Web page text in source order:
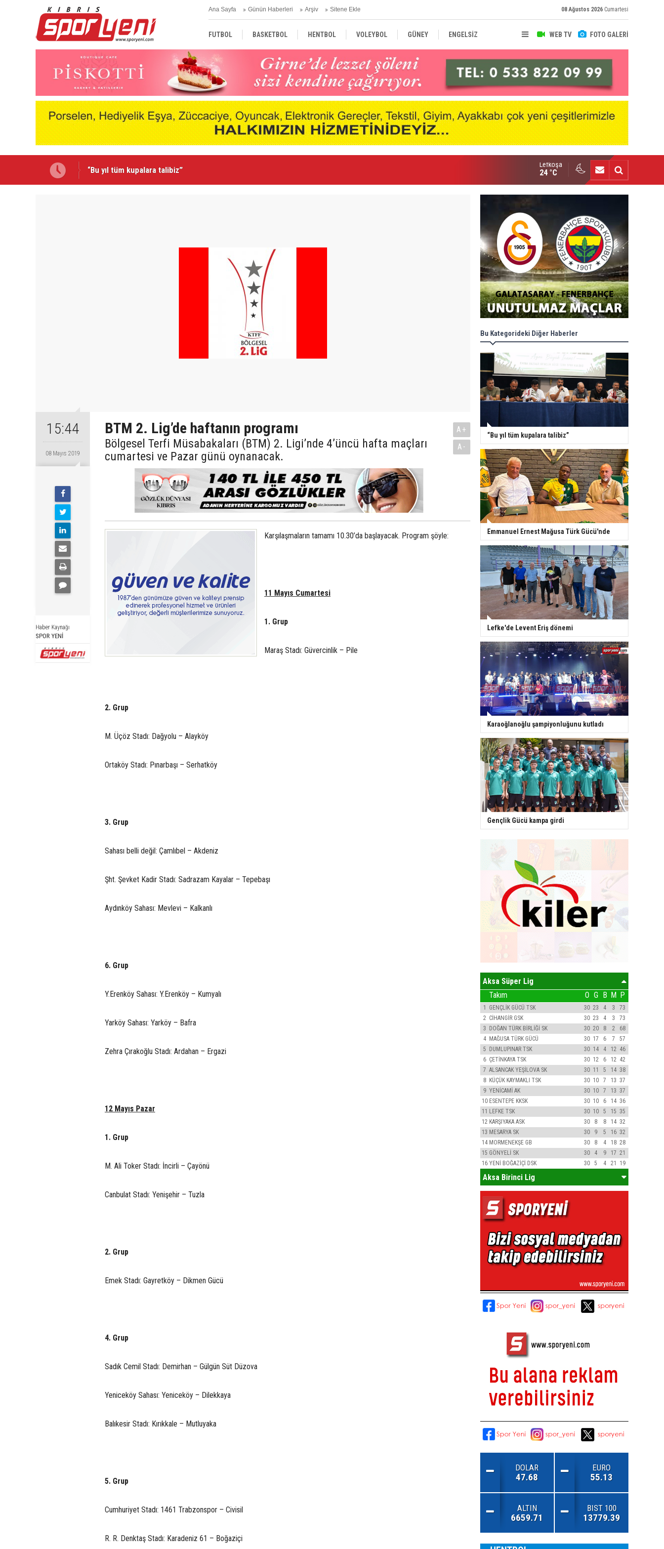
Ana Sayfa Günün Haberleri Arşiv Sitene Ekle 08 Ağustos 2026 Cumartesi
WEB TV FOTO GALERİ
FUTBOL BASKETBOL HENTBOL VOLEYBOL GÜNEY ENGELSİZ
TÜRKİYE AVRUPA DÜNYA
Emmanuel Ernest Mağusa Türk Gücü'nde
Lefkoşa
24 °C
15:44
08 Mayıs 2019
Haber Kaynağı
SPOR YENİ
BTM 2. Lig’de haftanın programı
Bölgesel Terfi Müsabakaları (BTM) 2. Ligi’nde 4’üncü hafta maçları
cumartesi ve Pazar günü oynanacak.
A+
A-
Karşılaşmaların tamamı 10.30’da başlayacak. Program şöyle:
11 Mayıs Cumartesi
1. Grup
Maraş Stadı: Güvercinlik – Pile
2. Grup
M. Üçöz Stadı: Dağyolu – Alayköy
Ortaköy Stadı: Pınarbaşı – Serhatköy
3. Grup
Sahası belli değil: Çamlıbel – Akdeniz
Şht. Şevket Kadir Stadı: Sadrazam Kayalar – Tepebaşı
Aydınköy Sahası: Mevlevi – Kalkanlı
6. Grup
Y.Erenköy Sahası: Y.Erenköy – Kumyalı
Yarköy Sahası: Yarköy – Bafra
Zehra Çırakoğlu Stadı: Ardahan – Ergazi
12 Mayıs Pazar
1. Grup
M. Ali Toker Stadı: İncirli – Çayönü
Canbulat Stadı: Yenişehir – Tuzla
2. Grup
Emek Stadı: Gayretköy – Dikmen Gücü
4. Grup
Sadık Cemil Stadı: Demirhan – Gülgün Süt Düzova
Yeniceköy Sahası: Yeniceköy – Dilekkaya
Balıkesir Stadı: Kırıkkale – Mutluyaka
5. Grup
Cumhuriyet Stadı: 1461 Trabzonspor – Civisil
R. R. Denktaş Stadı: Karadeniz 61 – Boğaziçi
Bu Kategorideki Diğer Haberler
“Bu yıl tüm kupalara talibiz”
Emmanuel Ernest Mağusa Türk Gücü'nde
Lefke'de Levent Eriş dönemi
Karaoğlanoğlu şampiyonluğunu kutladı
Gençlik Gücü kampa girdi
Aksa Süper Lig
Takım O G B M P
1 GENÇLİK GÜCÜ TSK 30 23 4 3
73
2 CİHANGİR GSK 30 23 4 3
73
3 DOĞAN TÜRK BİRLİĞİ SK 30 20 8 2
68
4 MAĞUSA TÜRK GÜCÜ 30 17 6 7
57
5 DUMLUPINAR TSK 30 14 4 12 46
6 ÇETİNKAYA TSK 30 12 6 12 42
7 ALSANCAK YEŞİLOVA SK 30 11 5 14 38
8 KÜÇÜK KAYMAKLI TSK 30 10 7 13 37
9 YENİCAMİ AK 30 10 7 13 37
10 ESENTEPE KKSK 30 10 6 14 36
11 LEFKE TSK 30 10 5 15 35
12 KARŞIYAKA ASK 30 8 8 14 32
13 MESARYA SK 30 9 5 16 32
14 MORMENEKŞE GB 30 8 4 18 28
15 GÖNYELİ SK 30 4 9 17 21
16 YENİ BOĞAZİÇİ DSK 30 5 4 21 19
Aksa Birinci Lig
DOLAR
47.68
EURO
55.13
ALTIN
6659.71
BIST 100
13779.39